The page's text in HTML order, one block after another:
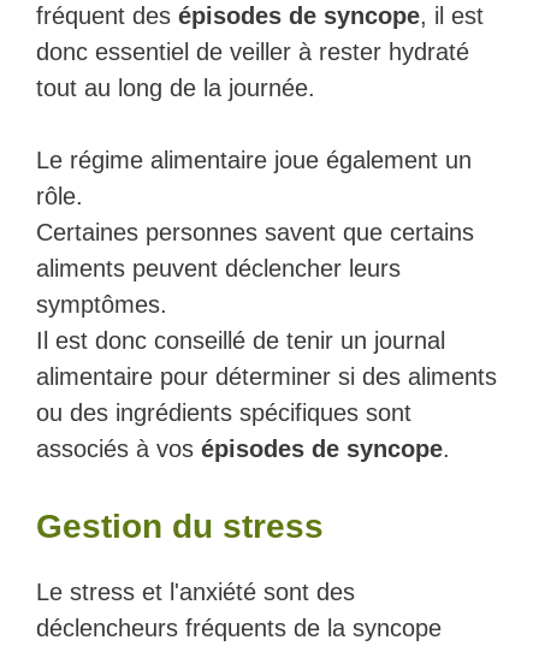
fréquent des épisodes de syncope, il est
donc essentiel de veiller à rester hydraté
tout au long de la journée.
Le régime alimentaire joue également un
rôle.
Certaines personnes savent que certains
aliments peuvent déclencher leurs
symptômes.
Il est donc conseillé de tenir un journal
alimentaire pour déterminer si des aliments
ou des ingrédients spécifiques sont
associés à vos épisodes de syncope.
Gestion du stress
Le stress et l'anxiété sont des
déclencheurs fréquents de la syncope